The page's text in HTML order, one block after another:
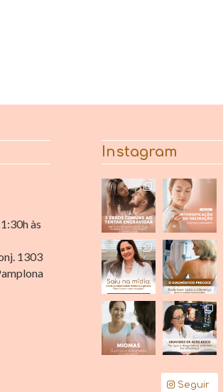
às
1303
Instagram
Seguir